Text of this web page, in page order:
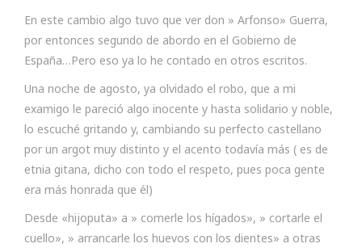
En este cambio algo tuvo que ver don » Arfonso» Guerra,
por entonces segundo de abordo en el Gobierno de
España…Pero eso ya lo he contado en otros escritos.
Una noche de agosto, ya olvidado el robo, que a mi
examigo le pareció algo inocente y hasta solidario y noble,
lo escuché gritando y, cambiando su perfecto castellano
por un argot muy distinto y el acento todavía más ( es de
etnia gitana, dicho con todo el respeto, pues poca gente
era más honrada que él)
Desde «hijoputa» a » comerle los hígados», » cortarle el
cuello», » arrancarle los huevos con los dientes» a otras